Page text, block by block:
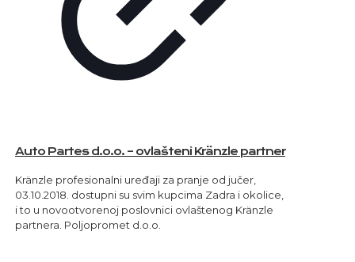
Auto Partes d.o.o. – ovlašteni Kränzle partner
Kränzle profesionalni uređaji za pranje od jučer,
03.10.2018. dostupni su svim kupcima Zadra i okolice,
i to u novootvorenoj poslovnici ovlaštenog Kränzle
partnera. Poljopromet d.o.o.